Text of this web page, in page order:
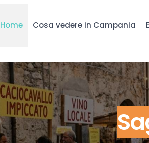
Home Cosa vedere in Campania